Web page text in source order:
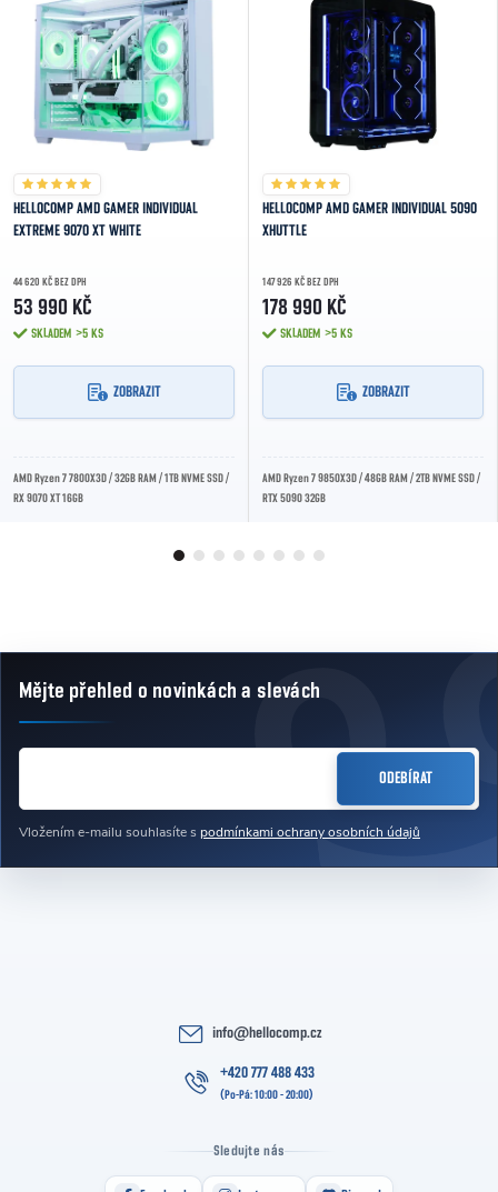
HELLOCOMP AMD GAMER INDIVIDUAL
EXTREME 9070 XT WHITE
44 620 KČ BEZ DPH
53 990 KČ
SKLADEM >5 KS
ZOBRAZIT
AMD Ryzen 7 7800X3D / 32GB RAM / 1TB NVME SSD /
RX 9070 XT 16GB
HELLOCOMP AMD GAMER INDIVIDUAL 5090
XHUTTLE
147 926 KČ BEZ DPH
178 990 KČ
SKLADEM >5 KS
ZOBRAZIT
AMD Ryzen 7 9850X3D / 48GB RAM / 2TB NVME SSD /
RTX 5090 32GB
Zápatí
Mějte přehled o novinkácha slevách
Vložením e-mailu souhlasíte s podmínkami ochrany osobních údajů
ODEBÍRAT
info@hellocomp.cz
+420 777 488 433
Sledujte nás